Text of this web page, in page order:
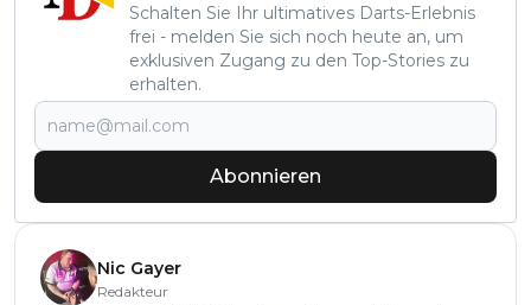
Schalten Sie Ihr ultimatives Darts-Erlebnis
frei - melden Sie sich noch heute an, um
exklusiven Zugang zu den Top-Stories zu
erhalten.
Abonnieren
Nic Gayer
Redakteur